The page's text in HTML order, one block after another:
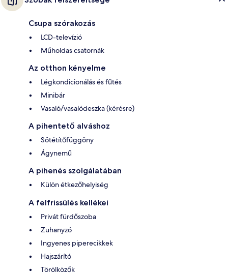
Csupa szórakozás
LCD-televízió
Műholdas csatornák
Az otthon kényelme
Légkondicionálás és fűtés
Minibár
Vasaló/vasalódeszka (kérésre)
A pihentető alváshoz
Sötétítőfüggöny
Ágynemű
A pihenés szolgálatában
Külön étkezőhelyiség
A felfrissülés kellékei
Privát fürdőszoba
Zuhanyzó
Ingyenes piperecikkek
Hajszárító
Törölközők